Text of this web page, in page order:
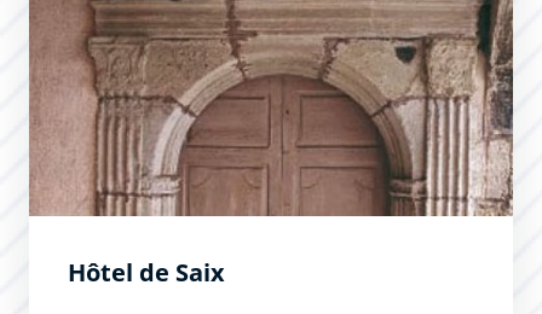
Hôtel de Saix